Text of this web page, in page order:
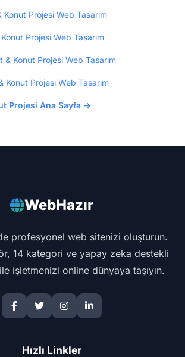
Projesi Web Tasarım
Projesi Web Tasarım
Konut Projesi Web Tasarım
Konut Projesi Web Tasarım
Projesi Ana Sayfa →
WebHazır
profesyonel web sitenizi oluşturun.
14 kategori ve yapay zeka destekli
işletmenizi online dünyaya taşıyın.
Hızlı Linkler